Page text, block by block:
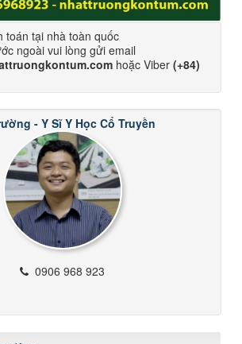
toán tại nhà toàn quốc
ngoài vui lòng gửi email
hoặc Viber (+84)
- Y Sĩ Y Học Cổ Truyền
0906 968 923